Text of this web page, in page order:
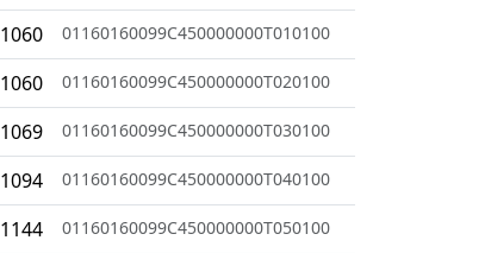
1060 01160160099C450000000T010100
1060 01160160099C450000000T020100
1069 01160160099C450000000T030100
1094 01160160099C450000000T040100
1144 01160160099C450000000T050100